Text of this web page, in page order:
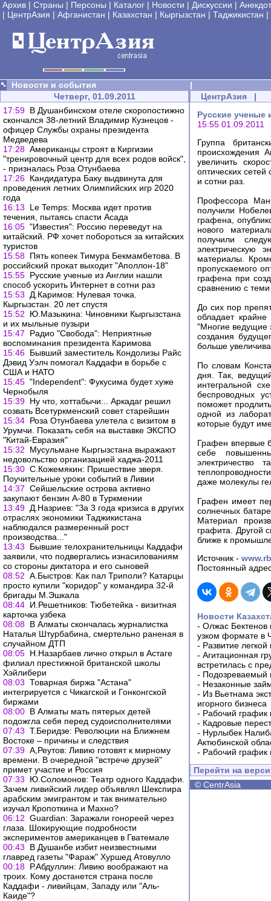
Архив | Страны | Персоны | Каталог | Новости | Дискуссии |
| ЦентрАзия | Афганистан | Казахстан | Кыргызстан | Таджикистан |
Новости и события
|
Четверг, 01.09.2011
17:59 В Душанбинском отеле скоропостижно
скончался 38-летний Владимир Кузнецов -
офицер Службы охраны президента
Медведева
17:28 Американцы строят в Киргизии
"тренировочный центр для всех родов войск",
- призналась Роза Отунбаева
17:26 Кандидатура Баку выдвинута для
проведения летних Олимпийских игр 2020
года
16:13
Le Temps: Москва идет против
течения, пытаясь спасти Асада
16:05 "Известия": Россию переведут на
китайский. РФ хочет побороться за китайских
туристов
15:58 Пять копеек Тимура Бекмамбетова. В
российский прокат выходит "Аполлон-18"
15:55 Русские ученые из Англии нашли
способ ускорить Интернет в сотни раз
15:53
Д.Каримов: Нулевая точка.
Кыргызстан. 20 лет спустя
15:52
Ю.Мазыкина: Чиновники Кыргызстана
и их мыльные пузыри
15:47
Радио "Свобода": Неприятные
воспоминания президента Каримова
15:46 Бывший заместитель Кондолизы Райс
Дэвид Уэлч помогал Каддафи в борьбе с
CША и НАТО
15:45 "Independent": Фукусима будет хуже
Чернобыля
15:39 Ну что, хоттабычи... Аркадаг решил
созвать Всетуркменский совет старейшин
15:34 Роза Отунбаева улетела с визитом в
Урумчи. Показать себя на выставке ЭКСПО
"Китай-Евразия"
15:32
Мусульмане Кыргызстана выражают
недовольство организацией хаджа-2011
15:30 С.Кожемякин: Пришествие зверя.
Поучительные уроки событий в Ливии
14:37 Сейшельские острова активно
закупают бензин А-80 в Туркмении
13:49 Д.Назриев: "За 3 года кризиса в других
отраслях экономики Таджикистана
наблюдался размеренный рост
производства..."
13:43
Бывшие телохранительницы Каддафи
заявили, что подвергались изнасилованиям
со стороны диктатора и его сыновей
08:52 А.Быстров: Как пал Триполи? Катарцы
просто купили "коридор" у командира 32-й
бригады М.Эшкала
08:44 И.Решетников: Тюбетейка - визитная
карточка узбека
08:08 В Алматы скончалась журналистка
Наталья Штурбабина, смертельно раненая в
случайном ДТП
08:05 Н.Назарбаев лично открыл в Астаге
филиал престижной британской школы
Хэйлибери
08:03 Товарная биржа "Астана"
интегрируется с Чикагской и Гонконгской
биржами
08:00 В Алматы мать пятерых детей
подожгла себя перед судоисполнителями
07:43 Т.Беридзе: Революции на Ближнем
Востоке – причины и следствия
07:39 А,Реутов: Ливию готовят к мирному
времени. В очередной "встрече друзей"
примет участие и Россия
07:33
Ю.Соломонов: Театр одного Каддафи.
Зачем ливийский лидер объявлял Шекспира
арабским эмигрантом и так внимательно
изучал Кропоткина и Махно?
06:12 Guardian: Заражали гонореей через
глаза. Шокирующие подробности
экспериментов американцев в Гватемале
00:43
В Душанбе избит неизвестными
главред газеты "Фараж" Хуршед Атовулло
00:18 Р.Абдуллин: Ливию воображают на
троих. Кому достанется страна после
Каддафи - ливийцам, Западу или "Аль-
Каиде"?
ЦентрАзия |
Русские ученые
15:55 01.09.2011
Группа
происхождения
увеличить
оптических
и сотни раз.
Профессора
получили
графена,
нового
получили
электрическую
материалы.
пропускаемого
графена при
сравнению с теми
До сих пор
обладает
"Многие ведущие
создания
больше
По словам
дня. Так,
интегральной
беспроводных
поможет
одной из
которые будут
Графен впервые
себе
даже молекулы
Графен имеет
солнечных
Материал
графита. Другой
ближе к
Источник -
Постоянный
Новости
- Олжас Бектенов
узком формате в
- Развитие
- Агитационная
встретилась с
- Подозреваемый
- Незаконные
- Из Вьетнама
игорного бизнеса
- Рабочий график
- Кадровые
- Нурлыбек
Актюбинской
- Рабочий график
Перейти на
© CentrAsia